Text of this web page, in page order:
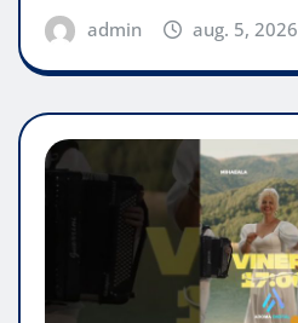
admin aug. 5, 2026